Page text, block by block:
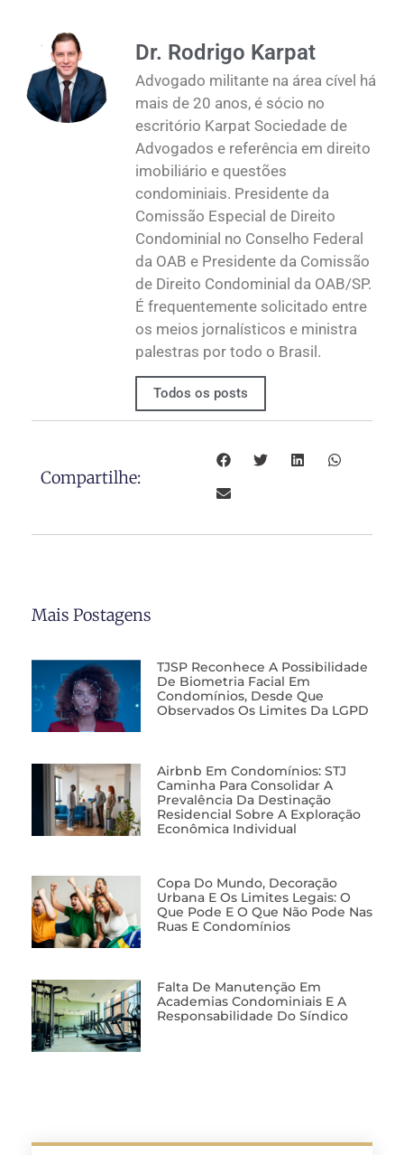
Dr. Rodrigo Karpat
Advogado militante na área cível há
mais de 20 anos, é sócio no
escritório Karpat Sociedade de
Advogados e referência em direito
imobiliário e questões
condominiais. Presidente da
Comissão Especial de Direito
Condominial no Conselho Federal
da OAB e Presidente da Comissão
de Direito Condominial da OAB/SP.
É frequentemente solicitado entre
os meios jornalísticos e ministra
palestras por todo o Brasil.
Todos os posts
Compartilhe:
Mais Postagens
TJSP Reconhece A Possibilidade
De Biometria Facial Em
Condomínios, Desde Que
Observados Os Limites Da LGPD
Airbnb Em Condomínios: STJ
Caminha Para Consolidar A
Prevalência Da Destinação
Residencial Sobre A Exploração
Econômica Individual
Copa Do Mundo, Decoração
Urbana E Os Limites Legais: O
Que Pode E O Que Não Pode Nas
Ruas E Condomínios
Falta De Manutenção Em
Academias Condominiais E A
Responsabilidade Do Síndico